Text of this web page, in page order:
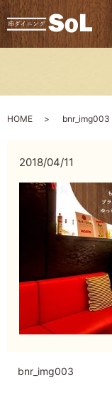
HOME bnr_img003
2018/04/11
bnr_img003